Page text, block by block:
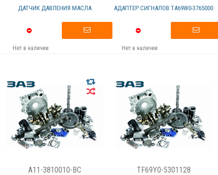
ДАТЧИК ДАВЛЕНИЯ МАСЛА
Нет в наличии
АДАПТЕР СИГНАЛОВ TА69W0-3765000
Нет в наличии
A11-3810010-BC TF69Y0-5301128